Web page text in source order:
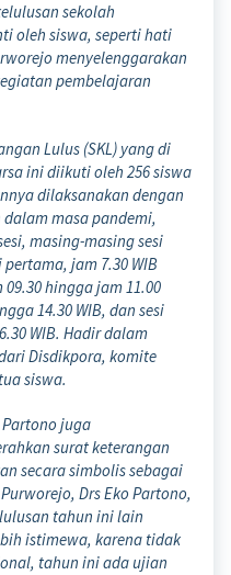
sekolah
oleh siswa, seperti hati
menyelenggarakan
pembelajaran
Lulus (SKL) yang di
ini diikuti oleh 256 siswa
dilaksanakan dengan
masa pandemi,
masing-masing sesi
jam 7.30 WIB
09.30 hingga jam 11.00
14.30 WIB, dan sesi
WIB. Hadir dalam
Disdikpora, komite
siswa.
juga
surat keterangan
secara simbolis sebagai
Drs Eko Partono,
tahun ini lain
istimewa, karena tidak
tahun ini ada ujian